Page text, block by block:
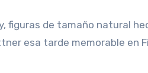
figuras de tamaño natural
esa tarde memorable en